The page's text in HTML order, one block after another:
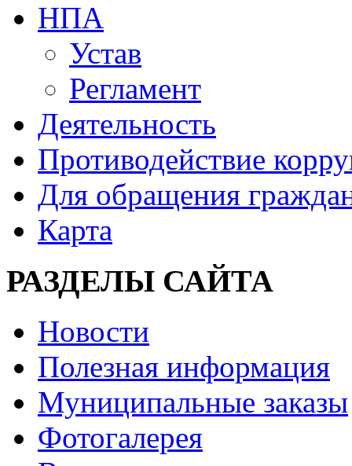
НПА
Устав
Регламент
Деятельность
Противодействие
Для обращения
Карта
РАЗДЕЛЫ САЙТА
Новости
Полезная информация
Муниципальные заказы
Фотогалерея